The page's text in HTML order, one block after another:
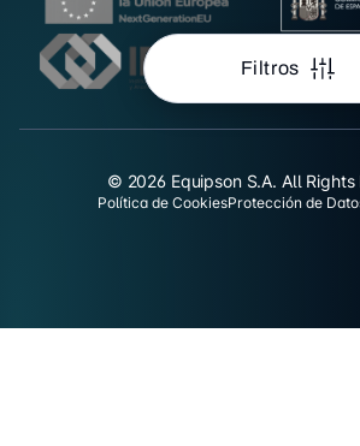
Filtros
© 2026 Equipson S.A. All Rights
Política de CookiesProtección de